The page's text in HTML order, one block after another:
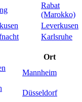
Rabat
(Marokko)
Leverkusen
Karlsruhe
Ort
Mannheim
Düsseldorf